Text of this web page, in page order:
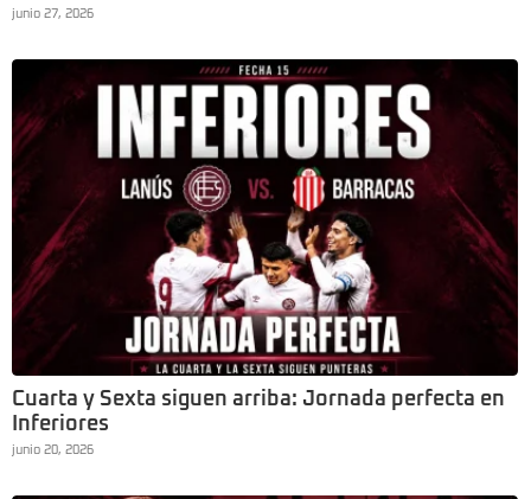
junio 27, 2026
Cuarta y Sexta siguen arriba: Jornada perfecta en
Inferiores
junio 20, 2026